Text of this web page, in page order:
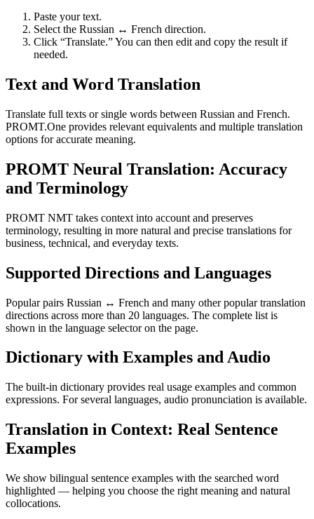
Paste your text.
Select the Russian ↔ French direction.
Click “Translate.” You can then edit and copy the result if
needed.
Text and Word Translation
Translate full texts or single words between Russian and French.
PROMT.One provides relevant equivalents and multiple translation
options for accurate meaning.
PROMT Neural Translation: Accuracy
and Terminology
PROMT NMT takes context into account and preserves
terminology, resulting in more natural and precise translations for
business, technical, and everyday texts.
Supported Directions and Languages
Popular pairs Russian ↔ French and many other popular translation
directions across more than 20 languages. The complete list is
shown in the language selector on the page.
Dictionary with Examples and Audio
The built-in dictionary provides real usage examples and common
expressions. For several languages, audio pronunciation is available.
Translation in Context: Real Sentence
Examples
We show bilingual sentence examples with the searched word
highlighted — helping you choose the right meaning and natural
collocations.